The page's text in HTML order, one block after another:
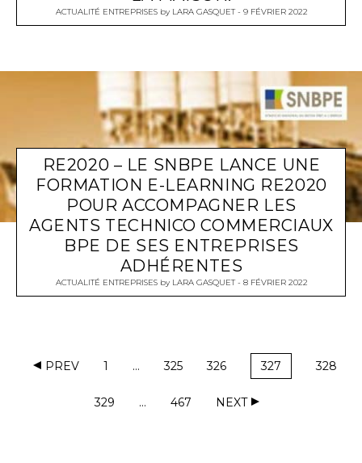
ACTUALITÉ ENTREPRISESby LARA GASQUET 9 FÉVRIER 2022
RE2020 – LE SNBPE LANCE UNE
FORMATION E-LEARNING RE2020
POUR ACCOMPAGNER LES
AGENTS TECHNICO COMMERCIAUX
BPE DE SES ENTREPRISES
ADHÉRENTES
ACTUALITÉ ENTREPRISESby LARA GASQUET 8 FÉVRIER 2022
PREV 1 … 325 326 327 328
329 … 467 NEXT